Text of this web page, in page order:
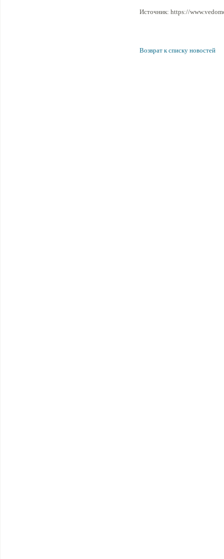
Источник: https://
Возврат к списку новостей